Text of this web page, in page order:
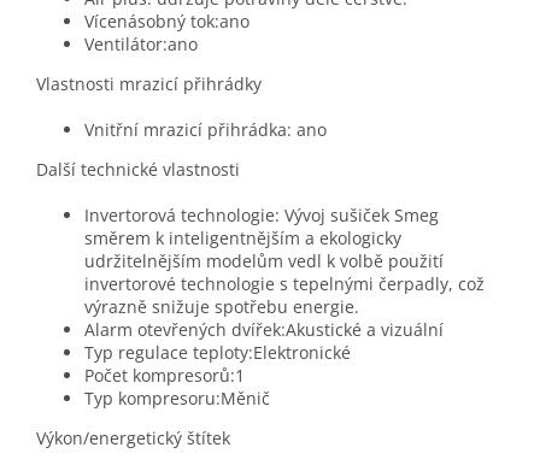
Vícenásobný tok:ano
Ventilátor:ano
Vlastnosti mrazicí přihrádky
Vnitřní mrazicí přihrádka: ano
Další technické vlastnosti
Invertorová technologie: Vývoj sušiček Smeg
směrem k inteligentnějším a ekologicky
udržitelnějším modelům vedl k volbě použití
invertorové technologie s tepelnými čerpadly, což
výrazně snižuje spotřebu energie.
Alarm otevřených dvířek:Akustické a vizuální
Typ regulace teploty:Elektronické
Počet kompresorů:1
Typ kompresoru:Měnič
Výkon/energetický štítek